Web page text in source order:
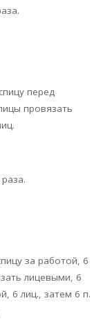
перед
провязать
за работой, 6
лицевыми, 6
6 лиц., затем 6 п.